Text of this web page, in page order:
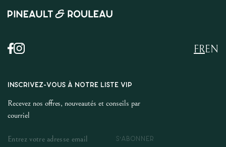
EN
FR
INSCRIVEZ-VOUS À NOTRE LISTE VIP
Recevez nos offres, nouveautés et conseils par
courriel
S'ABONNER